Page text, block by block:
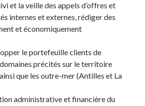
et la veille des appels d’offres et
internes et externes, rédiger des
et économiquement
le portefeuille clients de
précités sur le territoire
que les outre-mer (Antilles et La
administrative et financière du